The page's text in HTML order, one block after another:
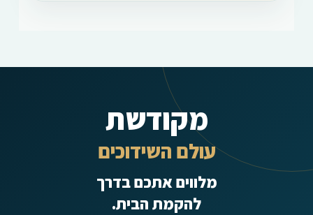
מקודשת
עולם השידוכים
מלווים אתכם בדרך
להקמת הבית.